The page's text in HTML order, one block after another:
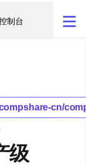
制台
cn/
级